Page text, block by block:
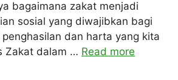
bagaimana zakat menjadi
sosial yang diwajibkan bagi
dan harta yang kita
Zakat dalam … Read more